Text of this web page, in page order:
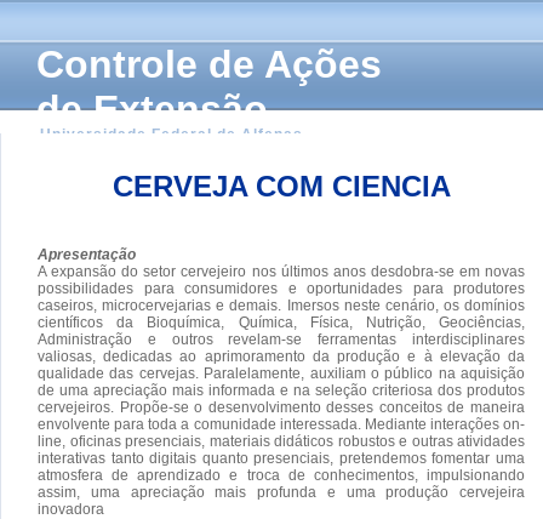
Controle de Ações
de Extensão
Universidade Federal de Alfenas
CERVEJA COM CIENCIA
Apresentação
A expansão do setor cervejeiro nos últimos anos desdobra-se em novas
possibilidades para consumidores e oportunidades para produtores
caseiros, microcervejarias e demais. Imersos neste cenário, os domínios
científicos da Bioquímica, Química, Física, Nutrição, Geociências,
Administração e outros revelam-se ferramentas interdisciplinares
valiosas, dedicadas ao aprimoramento da produção e à elevação da
qualidade das cervejas. Paralelamente, auxiliam o público na aquisição
de uma apreciação mais informada e na seleção criteriosa dos produtos
cervejeiros. Propõe-se o desenvolvimento desses conceitos de maneira
envolvente para toda a comunidade interessada. Mediante interações on-
line, oficinas presenciais, materiais didáticos robustos e outras atividades
interativas tanto digitais quanto presenciais, pretendemos fomentar uma
atmosfera de aprendizado e troca de conhecimentos, impulsionando
assim, uma apreciação mais profunda e uma produção cervejeira
inovadora